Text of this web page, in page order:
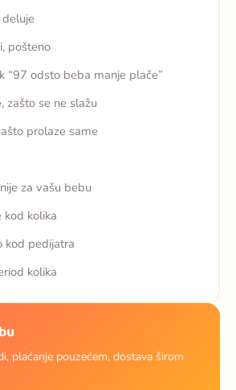
pošteno
“97 odsto beba manje plače”
zašto se ne slažu
prolaze same
za vašu bebu
kod kolika
kod pedijatra
kolika
plaćanje pouzećem, dostava širom